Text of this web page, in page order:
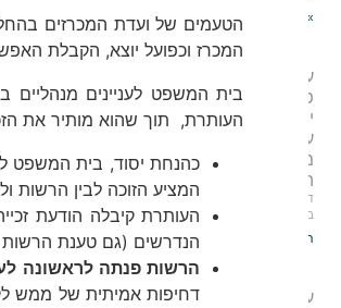
»
על אי תחולת
פטור
יועצים/מומחים
על שירותים
משפטיים –
האמנם?
ד.רן־יה
בדצמבר 2021
המשך קריאה »
על
הטעמים של ועדת המכרזים
המכרז וכפועל יוצא, הקבלת
בית המשפט לעניינים
העותרת, תוך שהוא מותיר את
כהנחת יסוד, בית המשפט
המציע הזוכה לבין הרשות
העותרת קיבלה הודעת
הנדרשים (גם טענת הרשות
הרשות פנתה לראשונה
דחיפות אמיתית של ממש